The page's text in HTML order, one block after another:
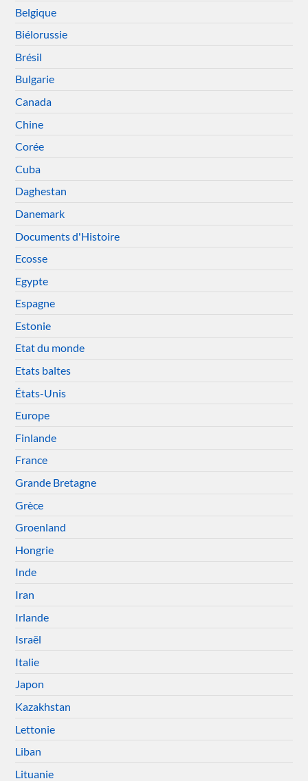
Belgique
Biélorussie
Brésil
Bulgarie
Canada
Chine
Corée
Cuba
Daghestan
Danemark
Documents d'Histoire
Ecosse
Egypte
Espagne
Estonie
Etat du monde
Etats baltes
États-Unis
Europe
Finlande
France
Grande Bretagne
Grèce
Groenland
Hongrie
Inde
Iran
Irlande
Israël
Italie
Japon
Kazakhstan
Lettonie
Liban
Lituanie